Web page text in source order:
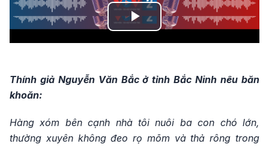
Play
Thính giả Nguyễn Văn Bắc ở tỉnh Bắc Ninh nêu băn
khoăn:
Hàng xóm bên cạnh nhà tôi nuôi ba con chó lớn,
thường xuyên không đeo rọ mõm và thả rông trong